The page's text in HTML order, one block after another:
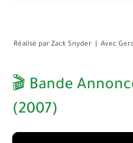
Réalisé par Zack Snyder| Avec
🎬 Bande
(2007)